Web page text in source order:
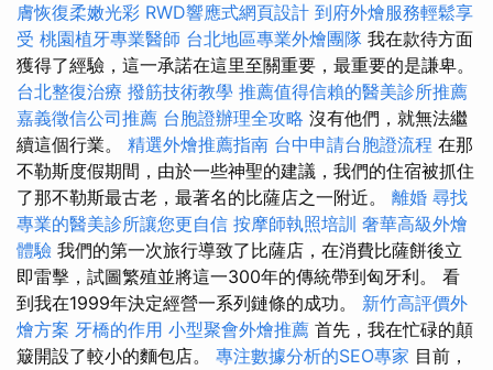
膚恢復柔嫩光彩 RWD響應式網頁設計 到府外燴服務輕鬆享
受 桃園植牙專業醫師 台北地區專業外燴團隊 我在款待方面
獲得了經驗，這一承諾在這里至關重要，最重要的是謙卑。
台北整復治療 撥筋技術教學 推薦值得信賴的醫美診所推薦
嘉義徵信公司推薦 台胞證辦理全攻略 沒有他們，就無法繼
續這個行業。 精選外燴推薦指南 台中申請台胞證流程 在那
不勒斯度假期間，由於一些神聖的建議，我們的住宿被抓住
了那不勒斯最古老，最著名的比薩店之一附近。 離婚 尋找
專業的醫美診所讓您更自信 按摩師執照培訓 奢華高級外燴
體驗 我們的第一次旅行導致了比薩店，在消費比薩餅後立
即雷擊，試圖繁殖並將這一300年的傳統帶到匈牙利。 看
到我在1999年決定經營一系列鏈條的成功。 新竹高評價外
燴方案 牙橋的作用 小型聚會外燴推薦 首先，我在忙碌的顛
簸開設了較小的麵包店。 專注數據分析的SEO專家 目前，